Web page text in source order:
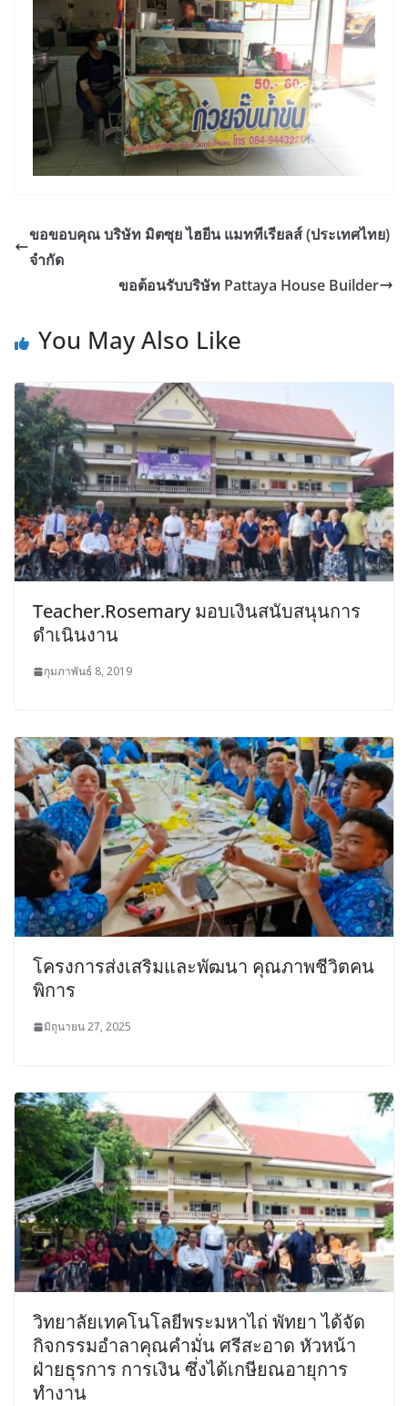
ขอขอบคุณ บริษัท มิตซุย ไฮยีน แมททีเรียลส์ (ประเทศไทย)
จำกัด
ขอต้อนรับบริษัท Pattaya House Builder
You May Also Like
Teacher.Rosemary มอบเงินสนับสนุนการ
ดำเนินงาน
กุมภาพันธ์ 8, 2019
โครงการส่งเสริมและพัฒนา คุณภาพชีวิตคน
พิการ
มิถุนายน 27, 2025
วิทยาลัยเทคโนโลยีพระมหาไถ่ พัทยา ได้จัด
กิจกรรมอำลาคุณคำมั่น ศรีสะอาด หัวหน้า
ฝ่ายธุรการ การเงิน ซึ่งได้เกษียณอายุการ
ทำงาน